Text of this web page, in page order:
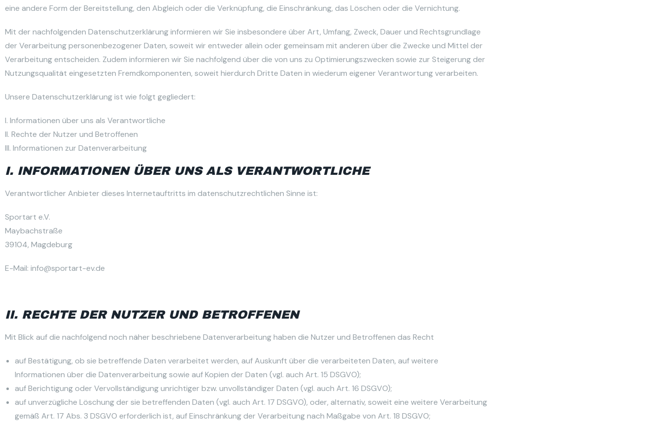
eine andere Form der Bereitstellung, den Abgleich oder die Verknüpfung, die Einschränkung, das Löschen oder die Vernichtung.
Mit der nachfolgenden Datenschutzerklärung informieren wir Sie insbesondere über Art, Umfang, Zweck, Dauer und Rechtsgrundlage
der Verarbeitung personenbezogener Daten, soweit wir entweder allein oder gemeinsam mit anderen über die Zwecke und Mittel der
Verarbeitung entscheiden. Zudem informieren wir Sie nachfolgend über die von uns zu Optimierungszwecken sowie zur Steigerung der
Nutzungsqualität eingesetzten Fremdkomponenten, soweit hierdurch Dritte Daten in wiederum eigener Verantwortung verarbeiten.
Unsere Datenschutzerklärung ist wie folgt gegliedert:
I. Informationen über uns als Verantwortliche
II. Rechte der Nutzer und Betroffenen
III. Informationen zur Datenverarbeitung
I. INFORMATIONEN ÜBER UNS ALS VERANTWORTLICHE
Verantwortlicher Anbieter dieses Internetauftritts im datenschutzrechtlichen Sinne ist:
Sportart e.V.
Maybachstraße
39104, Magdeburg
E-Mail: info@sportart-ev.de
II. RECHTE DER NUTZER UND BETROFFENEN
Mit Blick auf die nachfolgend noch näher beschriebene Datenverarbeitung haben die Nutzer und Betroffenen das Recht
auf Bestätigung, ob sie betreffende Daten verarbeitet werden, auf Auskunft über die verarbeiteten Daten, auf weitere
Informationen über die Datenverarbeitung sowie auf Kopien der Daten (vgl. auch Art. 15 DSGVO);
auf Berichtigung oder Vervollständigung unrichtiger bzw. unvollständiger Daten (vgl. auch Art. 16 DSGVO);
auf unverzügliche Löschung der sie betreffenden Daten (vgl. auch Art. 17 DSGVO), oder, alternativ, soweit eine weitere Verarbeitung
gemäß Art. 17 Abs. 3 DSGVO erforderlich ist, auf Einschränkung der Verarbeitung nach Maßgabe von Art. 18 DSGVO;